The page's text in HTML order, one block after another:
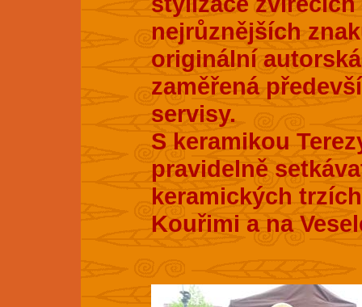
nejrůznějších
originální
zaměřená
servisy.
S keramikou
pravidelně
keramických
Kouřimi a na